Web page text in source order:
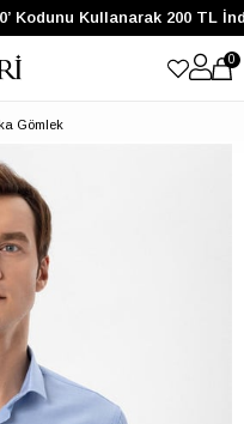
Kodunu Kullanarak 200 TL
0
Gömlek